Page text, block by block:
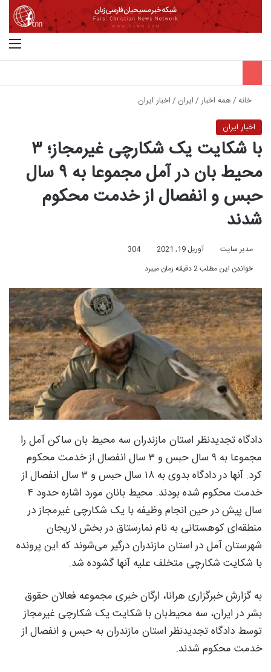
خانه/همه اخبار/ایران /اخبار ایران
اخبار ایران
با شکایت یک شکارچی غیرمجاز؛ ۳
محیط بان در آمل مجموعا به ۹ سال
حبس و انفصال از خدمت محکوم
شدند
مدیر سایت آوریل 19, 2021
304
خواندن این مطلب 2 دقیقه زمان میبرد
دادگاه تجدیدنظر استان مازندران سه محیط بان ساکن آمل را
مجموعا به ۹ سال حبس و ۳ سال انفصال از خدمت محکوم
کرد. آنها در دادگاه بدوی به ۱۸ سال حبس و ۳ سال انفصال از
خدمت محکوم شده بودند.
محیط بانان مورد اشاره حدود ۴
سال پیش در حین انجام وظیفه با یک شکارچی غیرمجازدر
منطقه‌ای کوهستانی به نام نمارستاق در بخش لاریجان
شهرستان آمل در استان مازندراندرگیر می‌شوند که این پرونده
با شکایت شکارچی متخلف علیه آنها گشوده شد.
به گزارش خبرگزاری هرانا، ارگان خبری مجموعه فعالان حقوق
بشر در ایران، سه محیط‌بان با شکایت یک شکارچی غیرمجاز
توسط دادگاه تجدیدنظر استان مازندران به حبس و انفصال از
خدمت محکوم شدند.